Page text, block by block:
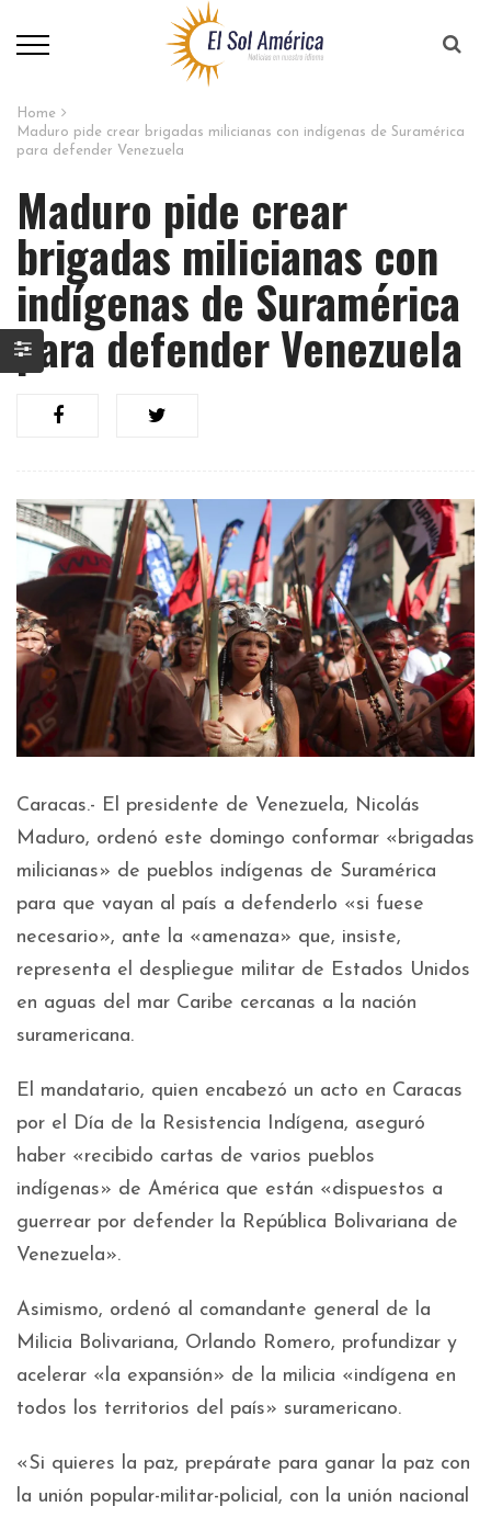
Home
Maduro pide crear brigadas milicianas con indígenas de Suramérica
para defender Venezuela
Maduro pide crear
brigadas milicianas con
indígenas de Suramérica
para defender Venezuela
Caracas.- El presidente de Venezuela, Nicolás
Maduro, ordenó este domingo conformar «brigadas
milicianas» de pueblos indígenas de Suramérica
para que vayan al país a defenderlo «si fuese
necesario», ante la «amenaza» que, insiste,
representa el despliegue militar de Estados Unidos
en aguas del mar Caribe cercanas a la nación
suramericana.
El mandatario, quien encabezó un acto en Caracas
por el Día de la Resistencia Indígena, aseguró
haber «recibido cartas de varios pueblos
indígenas» de América que están «dispuestos a
guerrear por defender la República Bolivariana de
Venezuela».
Asimismo, ordenó al comandante general de la
Milicia Bolivariana, Orlando Romero, profundizar y
acelerar «la expansión» de la milicia «indígena en
todos los territorios del país» suramericano.
«Si quieres la paz, prepárate para ganar la paz con
la unión popular-militar-policial, con la unión nacional